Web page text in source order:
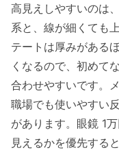
高見えしやすいのは
系と、線が細くても
テートは厚みがある
くなるので、初めて
合わせやすいです。
職場でも使いやすい
があります。眼鏡 1
見えるかを優先する